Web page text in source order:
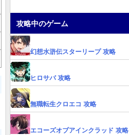
攻略中のゲーム
幻想水滸伝スターリープ 攻略
ヒロサバ 攻略
無職転生クロエコ 攻略
エコーズオブアインクラッド 攻略